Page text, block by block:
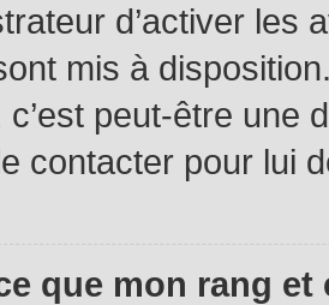
d’activer
mis à
c’est peut-être une
contacter pour lui
que mon rang